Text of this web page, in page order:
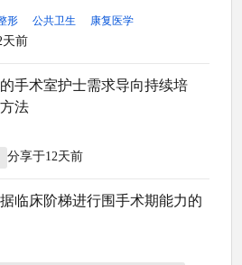
形 公共卫生
康复医学
天前
手术室护士需求导向持续培
法
分享于12天前
临床阶梯进行围手术期能力的